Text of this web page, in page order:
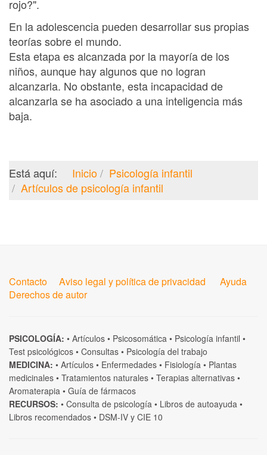
rojo?".
En la adolescencia pueden desarrollar sus propias
teorías sobre el mundo.
Esta etapa es alcanzada por la mayoría de los
niños, aunque hay algunos que no logran
alcanzarla. No obstante, esta incapacidad de
alcanzarla se ha asociado a una inteligencia más
baja.
Está aquí: Inicio
Psicología infantil
Artículos de psicología infantil
Contacto Aviso legal y política de privacidad
Ayuda
Derechos de autor
PSICOLOGÍA: • Artículos • Psicosomática • Psicología infantil •
Test psicológicos • Consultas • Psicología del trabajo
MEDICINA: • Artículos • Enfermedades • Fisiología • Plantas
medicinales • Tratamientos naturales • Terapias alternativas •
Aromaterapia • Guía de fármacos
RECURSOS: • Consulta de psicología • Libros de autoayuda •
Libros recomendados • DSM-IV y CIE 10